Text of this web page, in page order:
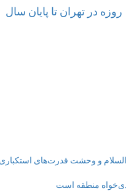
السلام و وحشت قدرت‌های
منطقه است